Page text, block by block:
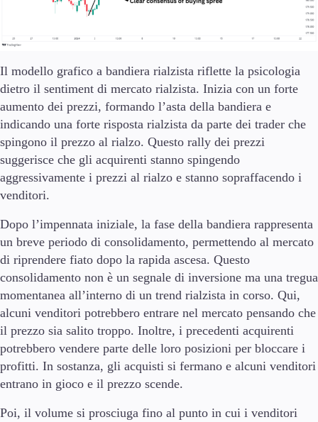
Il modello grafico a bandiera rialzista riflette la psicologia
dietro il sentiment di mercato rialzista. Inizia con un forte
aumento dei prezzi, formando l’asta della bandiera e
indicando una forte risposta rialzista da parte dei trader che
spingono il prezzo al rialzo. Questo rally dei prezzi
suggerisce che gli acquirenti stanno spingendo
aggressivamente i prezzi al rialzo e stanno sopraffacendo i
venditori.
Dopo l’impennata iniziale, la fase della bandiera rappresenta
un breve periodo di consolidamento, permettendo al mercato
di riprendere fiato dopo la rapida ascesa. Questo
consolidamento non è un segnale di inversione ma una tregua
momentanea all’interno di un trend rialzista in corso. Qui,
alcuni venditori potrebbero entrare nel mercato pensando che
il prezzo sia salito troppo. Inoltre, i precedenti acquirenti
potrebbero vendere parte delle loro posizioni per bloccare i
profitti. In sostanza, gli acquisti si fermano e alcuni venditori
entrano in gioco e il prezzo scende.
Poi, il volume si prosciuga fino al punto in cui i venditori